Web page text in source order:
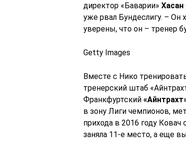
директор «Баварии»
уже рвал Бундеслигу. – Он
уверены, что он – тренер
Getty Images
Вместе с Нико
тренерский штаб
Франкфуртский
в зону Лиги чемпионов,
прихода в 2016 году
заняла 11-е место, а еще